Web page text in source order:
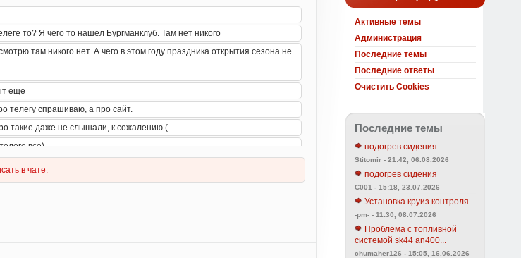
Активные темы
Администрация
Последние темы
Последние ответы
Очистить Cookies
Последние темы
подогрев сидения
Stitomir - 21:42, 06.08.2026
подогрев сидения
C001 - 15:18, 23.07.2026
Установка круиз контроля
-pm- - 11:30, 08.07.2026
Проблема с топливной
системой sk44 an400...
chumaher126 - 15:05, 16.06.2026